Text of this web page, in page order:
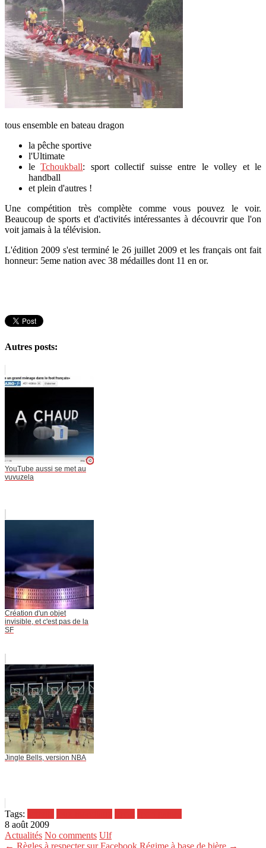
tous ensemble en bateau dragon
la pêche sportive
l'Ultimate
leTchoukball: sport collectif suisse entre le volley et le
handball
et plein d'autres !
Une compétition très complète comme vous pouvez le voir.
Beaucoup de sports et d'activités intéressantes à découvrir que l'on
voit jamais à la télévision.
L'édition 2009 s'est terminé le 26 juillet 2009 et les français ont fait
honneur: 5eme nation avec 38 médailles dont 11 en or.
Autres posts:
YouTube aussi se met au
vuvuzela
Création d'un objet
invisible, et c'est pas de la
SF
Jingle Bells, version NBA
Tags:
8 août 2009
Actualités No comments Ulf